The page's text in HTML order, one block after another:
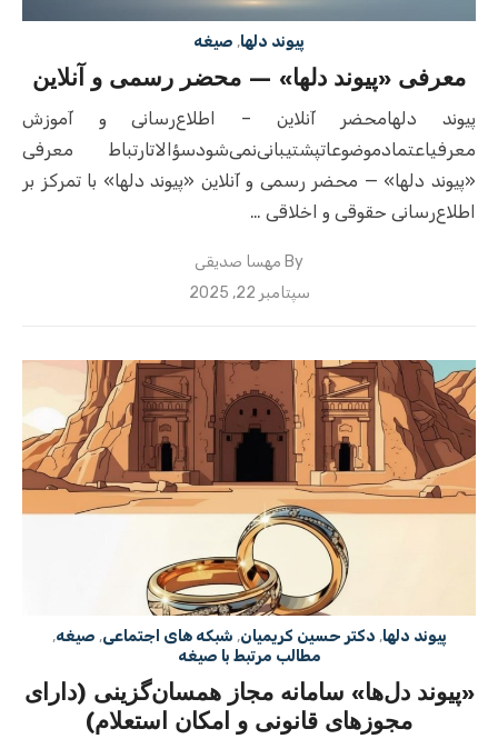
پیوند دلها, صیغه
معرفی «پیوند دلها» — محضر رسمی و آنلاین
پیوند دلهامحضر آنلاین – اطلاع‌رسانی و آموزش
معرفیاعتمادموضوعاتپشتیبانی‌نمی‌شودسؤالاتارتباط معرفی
«پیوند دلها» — محضر رسمی و آنلاین «پیوند دلها» با تمرکز بر
اطلاع‌رسانی حقوقی و اخلاقی …
By مهسا صدیقی
Posted
سپتامبر 22, 2025
پیوند دلها, دکتر حسین کریمیان, شبکه های اجتماعی, صیغه,
مطالب مرتبط با صیغه
«پیوند دل‌ها» سامانه مجاز همسان‌گزینی (دارای
مجوزهای قانونی و امکان استعلام)